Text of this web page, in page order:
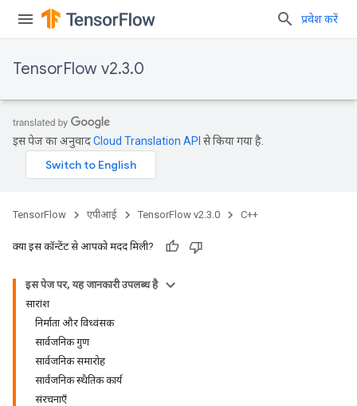
प्रवेश करें
TensorFlow v2.3.0
इस पेज का अनुवादCloud Translation API से किया गया है.
TensorFlow एपीआई TensorFlow v2.3.0 C++
क्या इस कॉन्टेंट से आपको मदद मिली?
इस पेज पर, यह जानकारी उपलब्ध है
सारांश
निर्माता और विध्वंसक
सार्वजनिक गुण
सार्वजनिक समारोह
सार्वजनिक स्थैतिक कार्य
संरचनाएँ